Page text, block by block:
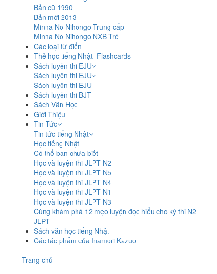
Bản cũ 1990
Bản mới 2013
Minna No Nihongo Trung cấp
Minna No Nihongo NXB Trẻ
Các loại từ điển
Thẻ học tiếng Nhật- Flashcards
Sách luyện thi EJU
Sách luyện thi EJU
Sách luyện thi EJU
Sách luyện thi BJT
Sách Văn Học
Giới Thiệu
Tin Tức
Tin tức tiếng Nhật
Học tiếng Nhật
Có thể bạn chưa biết
Học và luyện thi JLPT N2
Học và luyện thi JLPT N5
Học và luyện thi JLPT N4
Học và luyện thi JLPT N1
Học và luyện thi JLPT N3
Cùng khám phá 12 mẹo luyện đọc hiểu cho kỳ thi N2
JLPT
Sách văn học tiếng Nhật
Các tác phẩm của Inamori Kazuo
Trang chủ